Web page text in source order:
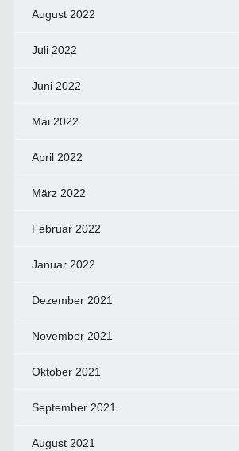
August 2022
Juli 2022
Juni 2022
Mai 2022
April 2022
März 2022
Februar 2022
Januar 2022
Dezember 2021
November 2021
Oktober 2021
September 2021
August 2021